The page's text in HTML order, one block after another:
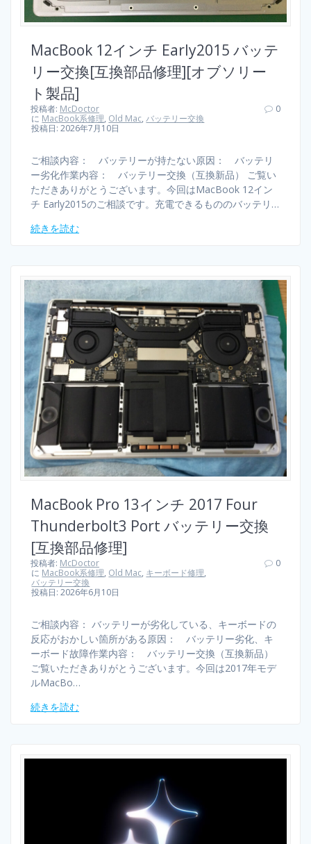
MacBook 12インチ Early2015 バッテ
リー交換[互換部品修理][オブソリー
ト製品]
投稿者: McDoctor
に MacBook系修理, Old Mac,バッテリー交換
投稿日: 2026年7月10日
0
ご相談内容： バッテリーが持たない原因： バッテリ
ー劣化作業内容： バッテリー交換（互換新品） ご覧い
ただきありがとうございます。今回はMacBook 12イン
チ Early2015のご相談です。充電できるもののバッテリ…
続きを読む
MacBook Pro 13インチ 2017 Four
Thunderbolt3 Port バッテリー交換
[互換部品修理]
投稿者: McDoctor
に MacBook系修理, Old Mac, キーボード修理,
バッテリー交換
投稿日: 2026年6月10日
0
ご相談内容： バッテリーが劣化している、キーボードの
反応がおかしい箇所がある原因： バッテリー劣化、キ
ーボード故障作業内容： バッテリー交換（互換新品）
ご覧いただきありがとうございます。今回は2017年モデ
ルMacBo…
続きを読む